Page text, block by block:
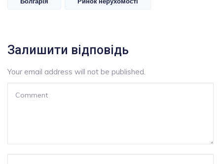
Залишити відповідь
Your email address will not be published.